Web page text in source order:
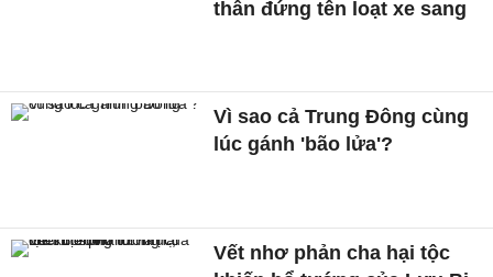
thân đứng tên loạt xe sang
Vì sao cả Trung Đông cùng
lúc gánh 'bão lửa'?
Vết nhơ phản cha hại tộc